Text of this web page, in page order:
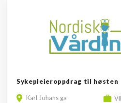
Sykepleieroppdrag til høsten
Karl Johans ga